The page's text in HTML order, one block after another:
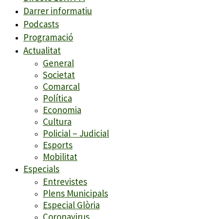
Darrer informatiu
Podcasts
Programació
Actualitat
General
Societat
Comarcal
Política
Economia
Cultura
Policial – Judicial
Esports
Mobilitat
Especials
Entrevistes
Plens Municipals
Especial Glòria
Coronavirus